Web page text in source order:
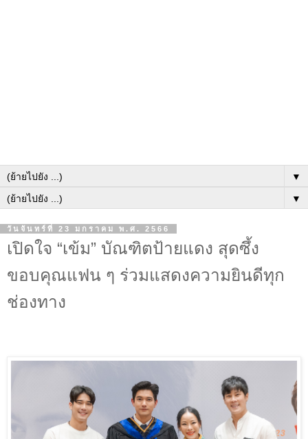
▼
▼
วันจันทร์ที่ 23 มกราคม พ.ศ. 2566
เปิดใจ “เข้ม” บัณฑิตป้ายแดง สุดซึ้ง
ขอบคุณแฟน ๆ ร่วมแสดงความยินดีทุก
ช่องทาง